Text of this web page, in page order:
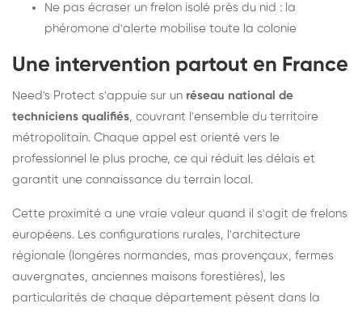
Ne pas écraser un frelon isolé près du nid : la
phéromone d'alerte mobilise toute la colonie
Une intervention partout en France
Need's Protect s'appuie sur un réseau national de
techniciens qualifiés, couvrant l'ensemble du territoire
métropolitain. Chaque appel est orienté vers le
professionnel le plus proche, ce qui réduit les délais et
garantit une connaissance du terrain local.
Cette proximité a une vraie valeur quand il s'agit de frelons
européens. Les configurations rurales, l'architecture
régionale (longères normandes, mas provençaux, fermes
auvergnates, anciennes maisons forestières), les
particularités de chaque département pèsent dans la